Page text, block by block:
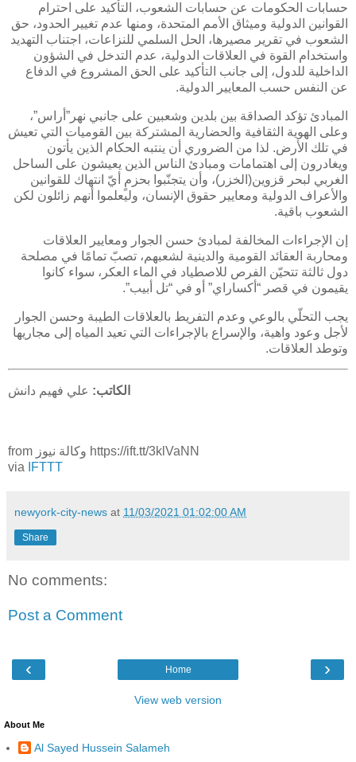
حسابات الحكومات عن حسابات الشعوب، التأكيد على احترام
القوانين الدولية وميثاق الأمم المتحدة، ومنها عدم تغيير الحدود، حق
الشعوب في تقرير مصيرها، الحل السلمي للنزاعات، اجتناب التهديد
واستخدام القوة في العلاقات الدولية، عدم التدخل في الشؤون
الداخلية للدول، إلى جانب التأكيد على الحق المشروع في الدفاع
عن النفس حسب المعايير الدولية.
المبادئ تؤكد الصداقة بين بلدين وشعبين على جانبي نهر”أراس”،
وعلى الهوية الثقافية والحضارية المشتركة بين القوميات التي تعيش
في تلك الأرض. لذا من الضروري أن ينتبه الحكام الذين يأتون
ويغادرون إلى اهتمامات ومبادئ الناس الذين يعيشون على الساحل
الغربي لبحر قزوين(الخزر)، وأن يتجنّبوا بحزمٍ أيّ انتهاك للقوانين
والأعراف الدولية ومعايير حقوق الإنسان، وليعلموا أنهم زائلون لكن
الشعوب باقية.
إن الإجراءات المخالفة لمبادئ حسن الجوار ومعايير العلاقات
ومحاربة العقائد القومية والدينية لشعبهم، تصبّ تمامًا في مصلحة
دول ثالثة تتحيّن الفرص للاصطياد في الماء العكر، سواء كانوا
يقيمون في قصر “أكساراي” أو في “تل أبيب”.
يجب التحلّي بالوعي وعدم التفريط بالعلاقات الطيبة وحسن الجوار
لأجل وعود واهية، والإسراع بالإجراءات التي تعيد المياه إلى مجاريها
وتوطد العلاقات.
الكاتب: علي فهيم دانش
from وكالة نيوز https://ift.tt/3klVaNN
via
IFTTT
newyork-city-news at 11/03/2021 01:02:00 AM
Share
No comments:
Post a Comment
‹ ›
Home
View web version
About Me
Al Sayed Hussein Salameh